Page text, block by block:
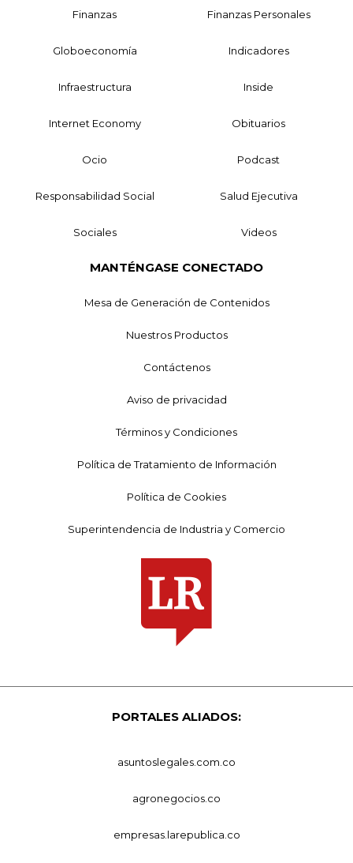
Finanzas Finanzas Personales
Globoeconomía Indicadores
Infraestructura Inside
Internet Economy Obituarios
Ocio Podcast
Responsabilidad Social Salud Ejecutiva
Sociales Videos
MANTÉNGASE CONECTADO
Mesa de Generación de Contenidos
Nuestros Productos
Contáctenos
Aviso de privacidad
Términos y Condiciones
Política de Tratamiento de Información
Política de Cookies
Superintendencia de Industria y Comercio
PORTALES ALIADOS:
asuntoslegales.com.co
agronegocios.co
empresas.larepublica.co